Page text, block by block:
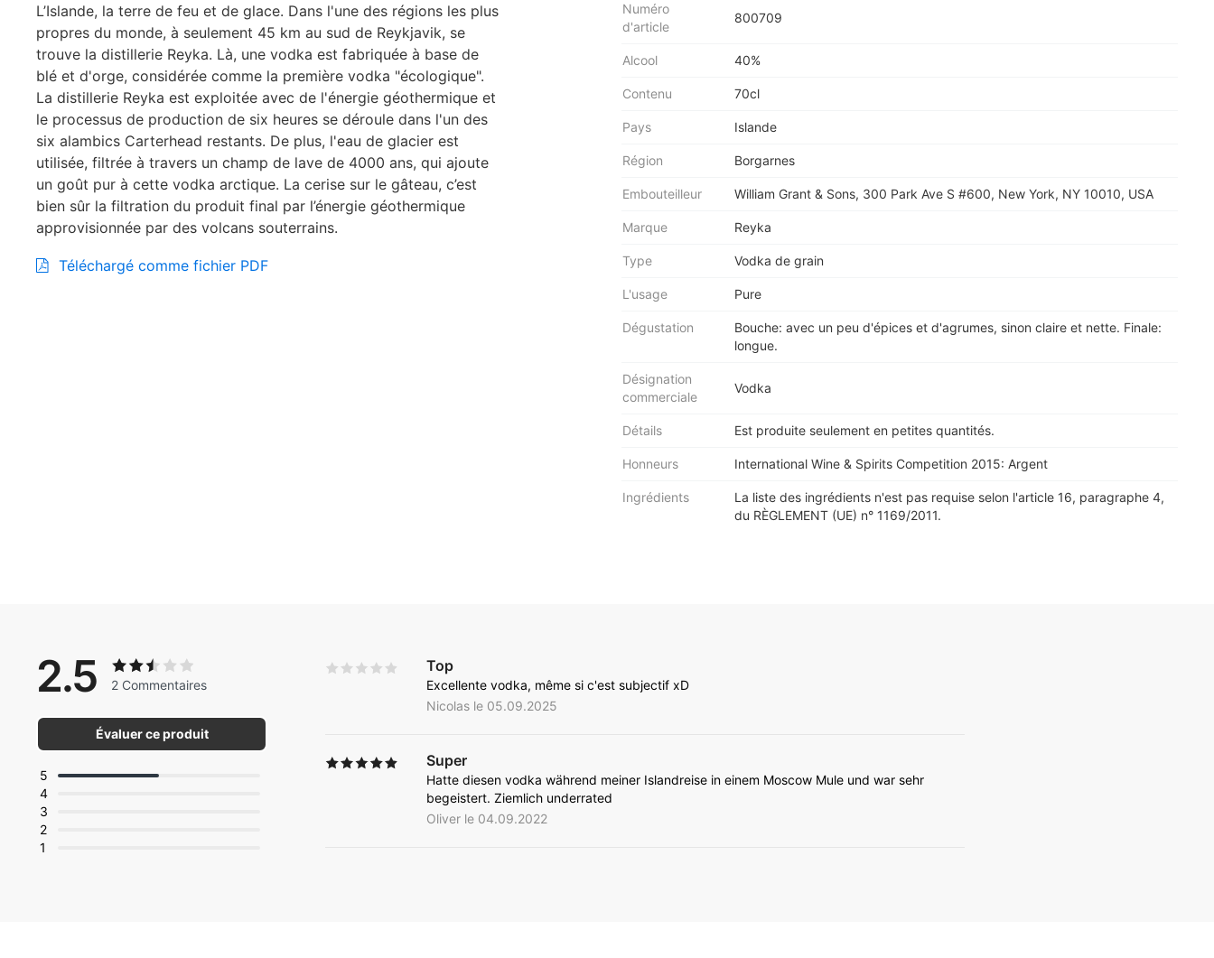
L’Islande, la terre de feu et de glace. Dans l'une des régions les plus
propres du monde, à seulement 45 km au sud de Reykjavik, se
trouve la distillerie Reyka. Là, une vodka est fabriquée à base de
blé et d'orge, considérée comme la première vodka "écologique".
La distillerie Reyka est exploitée avec de l'énergie géothermique et
le processus de production de six heures se déroule dans l'un des
six alambics Carterhead restants. De plus, l'eau de glacier est
utilisée, filtrée à travers un champ de lave de 4000 ans, qui ajoute
un goût pur à cette vodka arctique. La cerise sur le gâteau, c’est
bien sûr la filtration du produit final par l’énergie géothermique
approvisionnée par des volcans souterrains.
Téléchargé comme fichier PDF
Numéro
d'article
800709
Alcool 40%
Contenu 70cl
Pays Islande
Région Borgarnes
Embouteilleur William Grant & Sons, 300 Park Ave S #600, New York, NY 10010, USA
Marque Reyka
Type Vodka de grain
L'usage Pure
Dégustation
Bouche: avec un peu d'épices et d'agrumes, sinon claire et nette. Finale:
longue.
Désignation
commerciale
Vodka
Détails Est produite seulement en petites quantités.
Honneurs International Wine & Spirits Competition 2015: Argent
Ingrédients
La liste des ingrédients n'est pas requise selon l'article 16, paragraphe 4,
du RÈGLEMENT (UE) n° 1169/2011.
2.5 2 Commentaires
Évaluer ce produit
5
4
3
2
1
Top
Excellente vodka, même si c'est subjectif xD
Nicolas le 05.09.2025
Super
Hatte diesen vodka während meiner Islandreise in einem Moscow Mule und war sehr
begeistert. Ziemlich underrated
Oliver le 04.09.2022